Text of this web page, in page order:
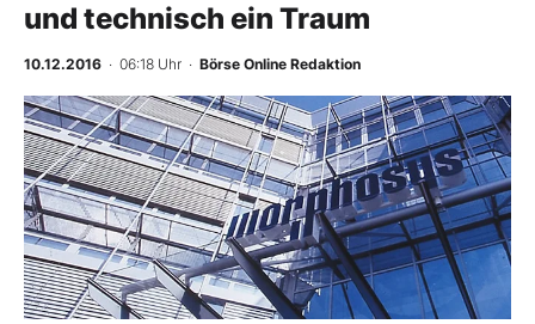
Finanz-Check
BO-Musterdepots
Experten
Mein B:O
und technisch ein Traum
10.12.2016 · 06:18 Uhr · Börse Online Redaktion
-%